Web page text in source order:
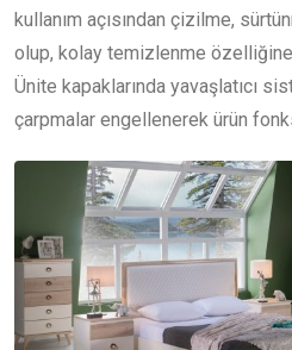
kullanım açısından çizilme,
olup, kolay temizlenme
Ünite kapaklarında yavaşlatıcı
çarpmalar engellenerek ürün